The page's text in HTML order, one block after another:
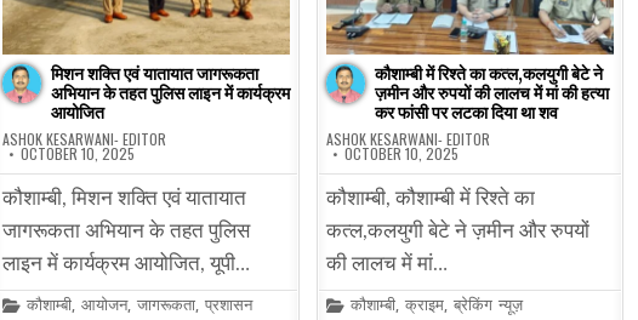
मिशन शक्ति एवं यातायात जागरूकता
अभियान के तहत पुलिस लाइन में कार्यक्रम
आयोजित
ASHOK KESARWANI- EDITOR
OCTOBER 10, 2025
कौशाम्बी, मिशन शक्ति एवं यातायात
जागरूकता अभियान के तहत पुलिस
लाइन में कार्यक्रम आयोजित, यूपी…
Posted
कौशाम्बी, आयोजन, जागरूकता, प्रशासन
कौशाम्बी में रिश्ते का कत्ल,कलयुगी बेटे ने
ज़मीन और रुपयों की लालच में मां की हत्या
कर फांसी पर लटका दिया था शव
ASHOK KESARWANI- EDITOR
OCTOBER 10, 2025
कौशाम्बी, कौशाम्बी में रिश्ते का
कत्ल,कलयुगी बेटे ने ज़मीन और रुपयों
की लालच में मां…
Posted
कौशाम्बी, क्राइम, ब्रेकिंग न्यूज़